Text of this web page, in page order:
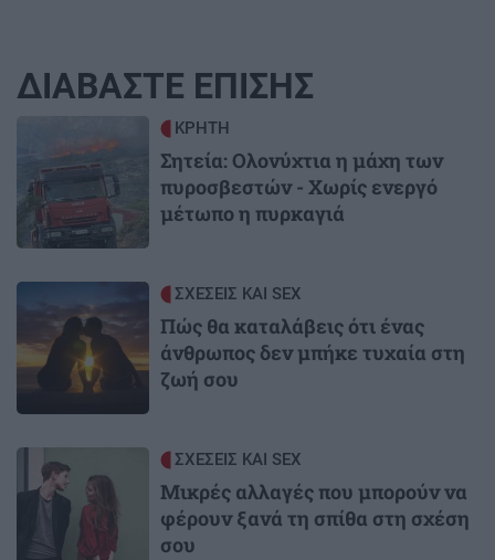
ΔΙΑΒΑΣΤΕ ΕΠΙΣΗΣ
ΚΡΗΤΗ
Σητεία: Ολονύχτια η μάχη των
πυροσβεστών - Χωρίς ενεργό
μέτωπο η πυρκαγιά
ΣΧΕΣΕΙΣ ΚΑΙ SEX
Πώς θα καταλάβεις ότι ένας
άνθρωπος δεν μπήκε τυχαία στη
ζωή σου
Image ΣΧΕΣΕΙΣ ΚΑΙ SEX
Μικρές αλλαγές που μπορούν να
φέρουν ξανά τη σπίθα στη σχέση
σου